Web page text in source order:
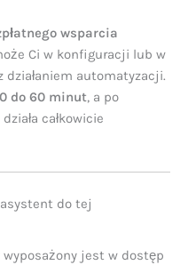
wsparcia
Ci w konfiguracji lub w
automatyzacji.
do 60 minut, a po
całkowicie
do tej
jest w dostęp